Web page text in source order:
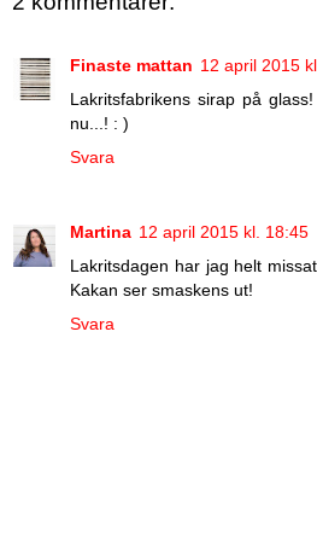
Finaste mattan 12 april 2015
Lakritsfabrikens sirap på
nu...! : )
Svara
Martina 12 april 2015 kl. 18:45
Lakritsdagen har jag helt
Kakan ser smaskens ut!
Svara